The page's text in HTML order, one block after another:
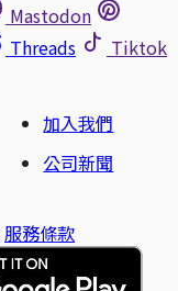
Mastodon
Threads
Tiktok
加入我們
公司新聞
服務條款